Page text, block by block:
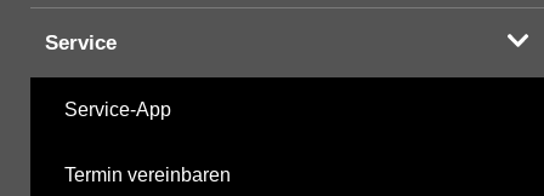
Service
Service-App
Termin vereinbaren